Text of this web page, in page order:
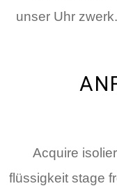
unser Uhr
Acquire
flüssigkeit stage